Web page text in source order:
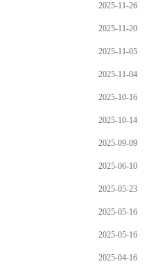
2025-11-26
2025-11-20
2025-11-05
2025-11-04
2025-10-16
2025-10-14
2025-09-09
2025-06-10
2025-05-23
2025-05-16
2025-05-16
2025-04-16